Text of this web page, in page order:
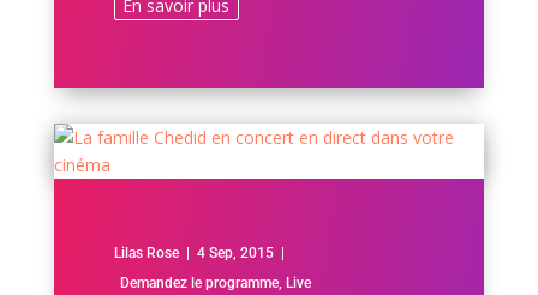
En savoir plus
Lilas Rose 4 Sep, 2015
Demandez le programme, Live